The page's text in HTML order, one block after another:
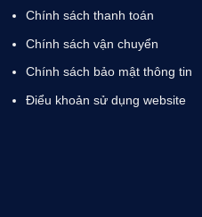
Chính sách thanh toán
Chính sách vận chuyển
Chính sách bảo mật thông tin
Điểu khoản sử dụng website